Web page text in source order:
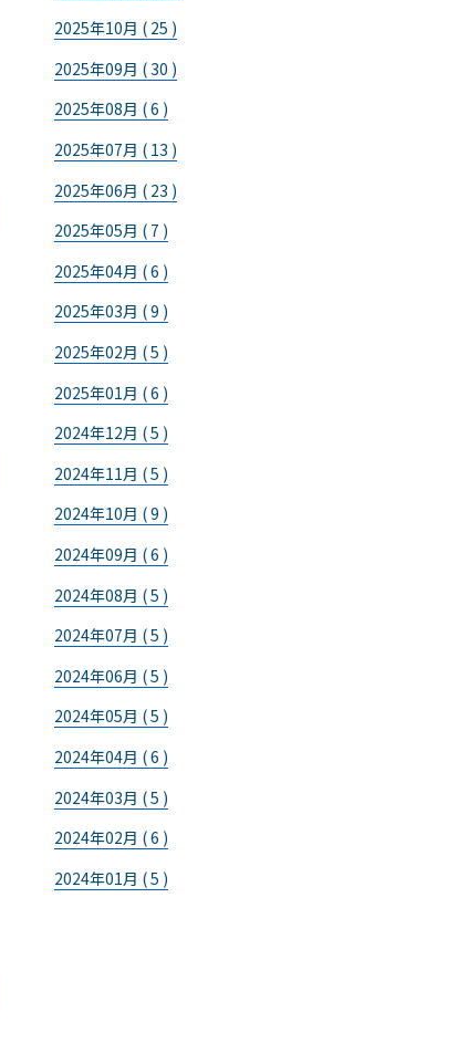
2025年10月 ( 25 )
2025年09月 ( 30 )
2025年08月 ( 6 )
2025年07月 ( 13 )
2025年06月 ( 23 )
2025年05月 ( 7 )
2025年04月 ( 6 )
2025年03月 ( 9 )
2025年02月 ( 5 )
2025年01月 ( 6 )
2024年12月 ( 5 )
2024年11月 ( 5 )
2024年10月 ( 9 )
2024年09月 ( 6 )
2024年08月 ( 5 )
2024年07月 ( 5 )
2024年06月 ( 5 )
2024年05月 ( 5 )
2024年04月 ( 6 )
2024年03月 ( 5 )
2024年02月 ( 6 )
2024年01月 ( 5 )